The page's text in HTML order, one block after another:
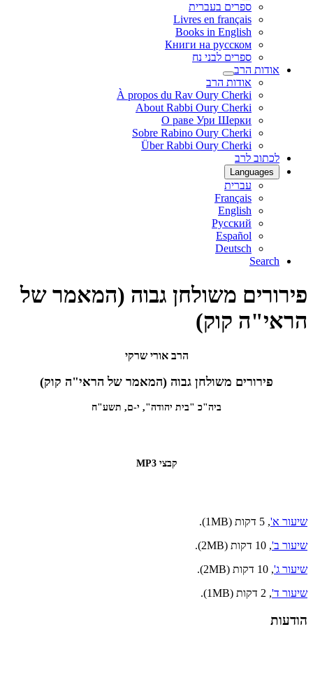
ספרים בעברית
Livres en français
Books in English
Книги на русском
ספרים לבני נח
אודות הרב
אודות הרב
À propos du Rav Oury Cherki
About Rabbi Oury Cherki
О раве Ури Шерки
Sobre Rabino Oury Cherki
Über Rabbi Oury Cherki
לכתוב לרב
Languages
עברית
Français
English
Русский
Español
Deutsch
Search
פירורים משולחן גבוה (המאמר של
הראי"ה קוק)
הרב אורי שרקי
פירורים משולחן גבוה (המאמר של הראי"ה קוק)
ביה"כ "בית יהודה", י-ם, תשע"ח
קבצי MP3
שיעור א', 5 דקות (1MB).
שיעור ב', 10 דקות (2MB).
שיעור ג', 10 דקות (2MB).
שיעור ד', 2 דקות (1MB).
הודעות